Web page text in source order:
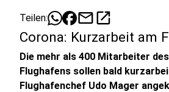
Teilen: mailopen_in_new
Corona: Kurzarbeit am
Die mehr als 400 Mitarbeiter
Flughafens sollen bald
Flughafenchef Udo Mager